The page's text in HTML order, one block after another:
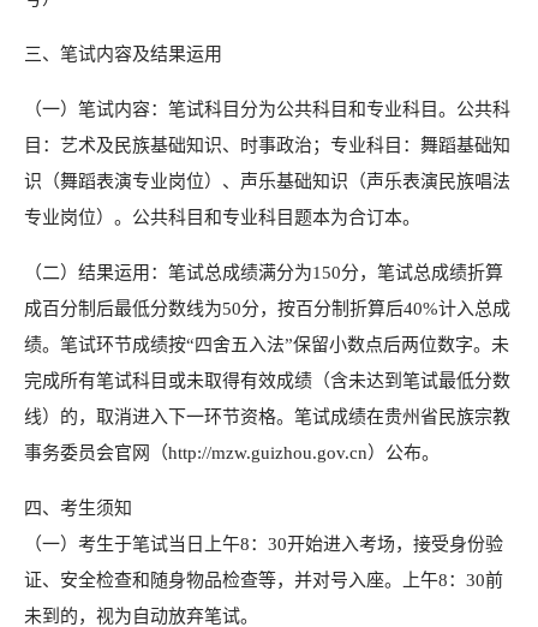
三、笔试内容及结果运用
（一）笔试内容：笔试科目分为公共科目和专业科目。公共科
目：艺术及民族基础知识、时事政治；专业科目：舞蹈基础知
识（舞蹈表演专业岗位）、声乐基础知识（声乐表演民族唱法
专业岗位）。公共科目和专业科目题本为合订本。
（二）结果运用：笔试总成绩满分为150分，笔试总成绩折算
成百分制后最低分数线为50分，按百分制折算后40%计入总成
绩。笔试环节成绩按“四舍五入法”保留小数点后两位数字。未
完成所有笔试科目或未取得有效成绩（含未达到笔试最低分数
线）的，取消进入下一环节资格。笔试成绩在贵州省民族宗教
事务委员会官网（http://mzw.guizhou.gov.cn）公布。
四、考生须知
（一）考生于笔试当日上午8：30开始进入考场，接受身份验
证、安全检查和随身物品检查等，并对号入座。上午8：30前
未到的，视为自动放弃笔试。